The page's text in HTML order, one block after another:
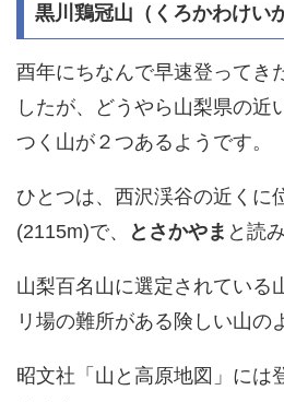
黒川鶏冠山（くろかわけい
酉年にちなんで早速登ってき
したが、どうやら山梨県の近
つく山が２つあるようです。
ひとつは、西沢渓谷の近くに
(2115m)で、
とさかやま と読
山梨百名山に選定されている
リ場の難所がある険しい山の
昭文社「山と高原地図」には